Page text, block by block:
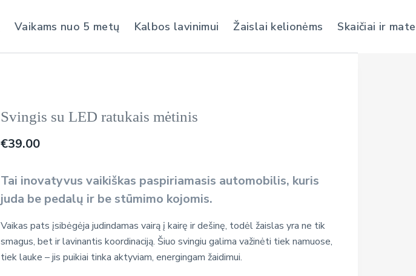
Vaikams nuo 5 metų Kalbos lavinimui Žaislai kelionėms Skaičiai ir
Svingis su LED ratukais mėtinis
€39.00
Tai inovatyvus vaikiškas paspiriamasis automobilis, kuris
juda be pedalų ir be stūmimo kojomis.
Vaikas pats įsibėgėja judindamas vairą į kairę ir dešinę, todėl žaislas yra ne tik
smagus, bet ir lavinantis koordinaciją. Šiuo svingiu galima važinėti tiek namuose,
tiek lauke – jis puikiai tinka aktyviam, energingam žaidimui.